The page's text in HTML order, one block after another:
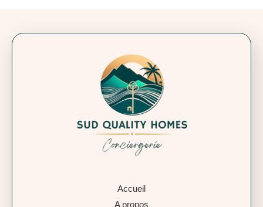
Accueil
A propos